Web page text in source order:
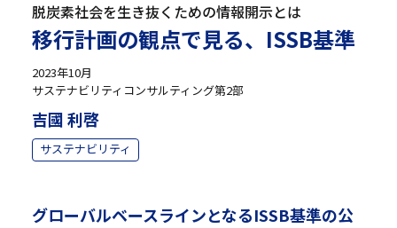
脱炭素社会を生き抜くための情報開示とは
移行計画の観点で見る、ISSB基準
2023年10月
サステナビリティコンサルティング第2部
吉國 利啓
サステナビリティ
グローバルベースラインとなるISSB基準の公